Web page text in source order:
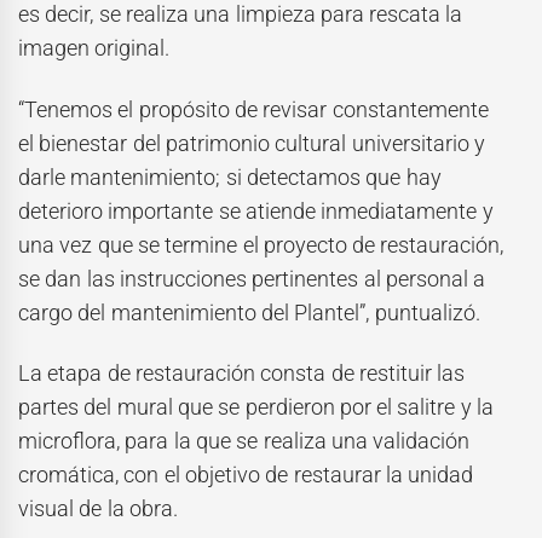
es decir, se realiza una limpieza para rescata la
imagen original.
“Tenemos el propósito de revisar constantemente
el bienestar del patrimonio cultural universitario y
darle mantenimiento; si detectamos que hay
deterioro importante se atiende inmediatamente y
una vez que se termine el proyecto de restauración,
se dan las instrucciones pertinentes al personal a
cargo del mantenimiento del Plantel”, puntualizó.
La etapa de restauración consta de restituir las
partes del mural que se perdieron por el salitre y la
microflora, para la que se realiza una validación
cromática, con el objetivo de restaurar la unidad
visual de la obra.